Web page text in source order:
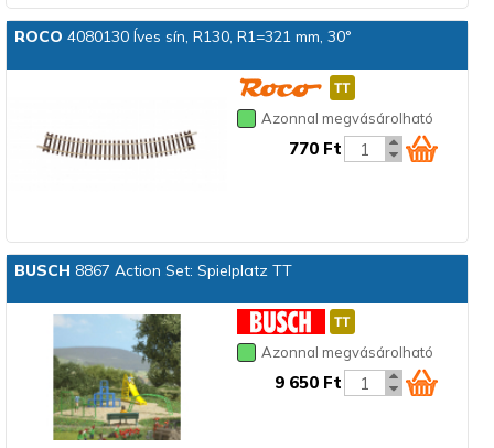
ROCO 4080130 Íves sín, R130, R1=321 mm, 30°
Azonnal megvásárolható
770 Ft
BUSCH 8867 Action Set: Spielplatz TT
Azonnal megvásárolható
9 650 Ft